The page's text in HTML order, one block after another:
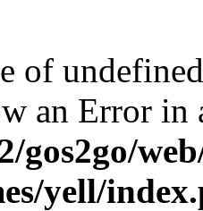
of
an Error in
gos2go/
yell/